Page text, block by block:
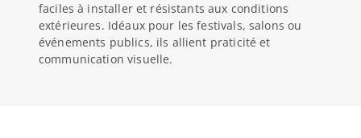
faciles à installer et résistants aux conditions
extérieures. Idéaux pour les festivals, salons ou
événements publics, ils allient praticité et
communication visuelle.